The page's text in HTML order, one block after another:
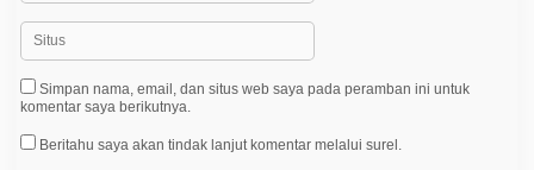
Simpan nama, email, dan situs web saya pada peramban ini untuk
komentar saya berikutnya.
Beritahu saya akan tindak lanjut komentar melalui surel.